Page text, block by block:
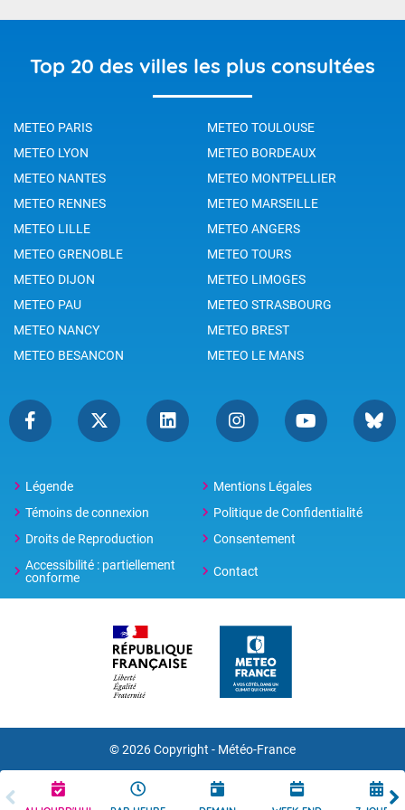
Top 20 des villes les plus consultées
METEO PARIS
METEO TOULOUSE
METEO LYON
METEO BORDEAUX
METEO NANTES
METEO MONTPELLIER
METEO RENNES
METEO MARSEILLE
METEO LILLE
METEO ANGERS
METEO GRENOBLE
METEO TOURS
METEO DIJON
METEO LIMOGES
METEO PAU
METEO STRASBOURG
METEO NANCY
METEO BREST
METEO BESANCON
METEO LE MANS
Légende
Mentions Légales
Témoins de connexion
Politique de Confidentialité
Droits de Reproduction
Consentement
Accessibilité : partiellement
conforme
Contact
© 2026 Copyright - Météo-France